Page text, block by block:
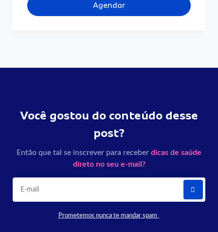
Agendar
Você gostou do conteúdo desse
post?
Então que tal se inscrever para receber dicas de saúde
direto no seu e-mail?
Prometemos nunca te mandar spam